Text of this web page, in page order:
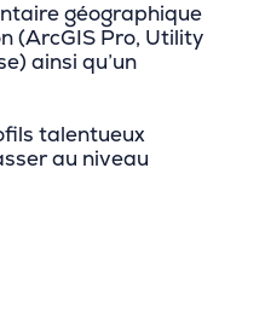
géographique
(ArcGIS Pro, Utility
ainsi qu’un
talentueux
au niveau